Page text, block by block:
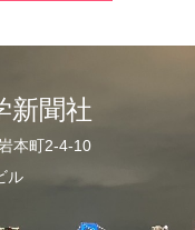
新聞社
本町2-4-10
ル